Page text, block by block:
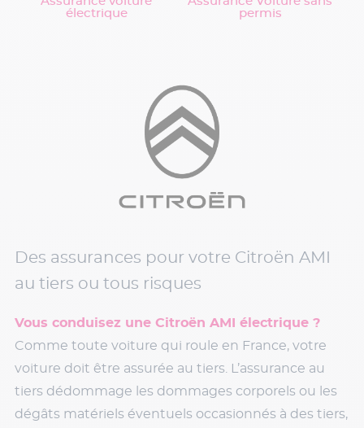
électrique
permis
Des assurances pour votre Citroën AMI
au tiers ou tous risques
Vous conduisez une Citroën AMI électrique ?
Comme toute voiture qui roule en France, votre
voiture doit être assurée au tiers. L’assurance au
tiers dédommage les dommages corporels ou les
dégâts matériels éventuels occasionnés à des tiers,